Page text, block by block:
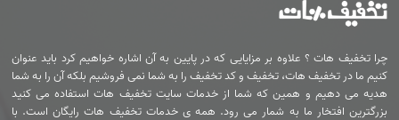
چرا تخفیف هات ؟ علاوه بر مزایایی که در پایین به آن اشاره خواهیم کرد باید عنوان
کنیم ما در تخفیف هات، تخفیف و کد تخفیف را به شما نمی فروشیم بلکه آن را به شما
هدیه می دهیم و همین که شما از خدمات سایت تخفیف هات استفاده می کنید
بزرگترین افتخار ما به شمار می رود. همه ی خدمات تخفیف هات رایگان است. با